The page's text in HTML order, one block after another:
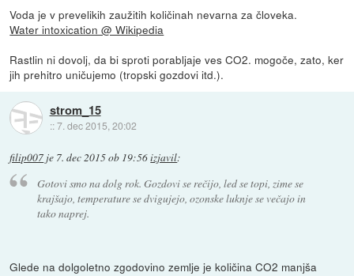
Voda je v prevelikih zaužitih količinah nevarna za človeka.
Water intoxication @ Wikipedia
Rastlin ni dovolj, da bi sproti porabljaje ves CO2. mogoče, zato, ker
jih prehitro uničujemo (tropski gozdovi itd.).
strom_15
::7. dec 2015, 20:02
filip007 je 7. dec 2015 ob 19:56izjavil:
Gotovi smo na dolg rok. Gozdovi se rečijo, led se topi, zime se
krajšajo, temperature se dvigujejo, ozonske luknje se večajo in
tako naprej.
Glede na dolgoletno zgodovino zemlje je količina CO2 manjša